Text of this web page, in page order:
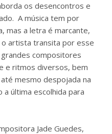
os desencontros e
A música tem por
mas a letra é marcante,
artista transita por esse
compositores
e ritmos diversos, bem
mesmo despojada na
última escolhida para
Jade Guedes,